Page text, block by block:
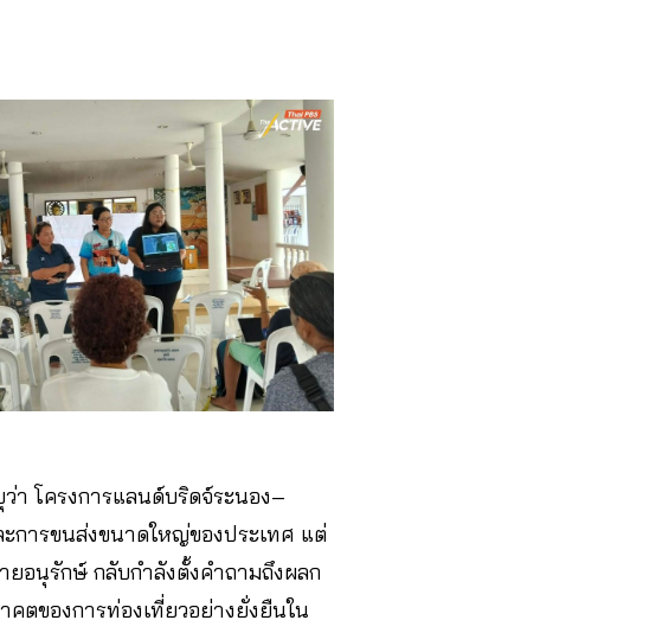
า โครงการแลนด์บริดจ์ระนอง–
การขนส่งขนาดใหญ่ของประเทศ แต่
อนุรักษ์ กลับกำลังตั้งคำถามถึงผลก
ตของการท่องเที่ยวอย่างยั่งยืนใน